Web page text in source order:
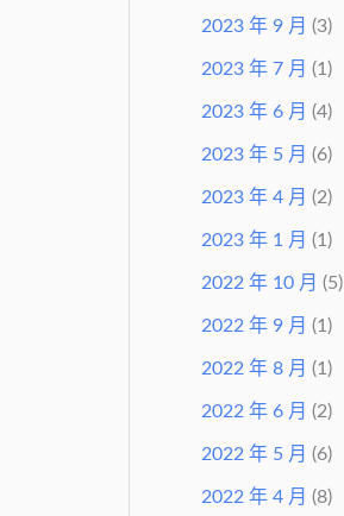
2023 年 9 月 (3)
2023 年 7 月 (1)
2023 年 6 月 (4)
2023 年 5 月 (6)
2023 年 4 月 (2)
2023 年 1 月 (1)
2022 年 10 月 (5)
2022 年 9 月 (1)
2022 年 8 月 (1)
2022 年 6 月 (2)
2022 年 5 月 (6)
2022 年 4 月 (8)